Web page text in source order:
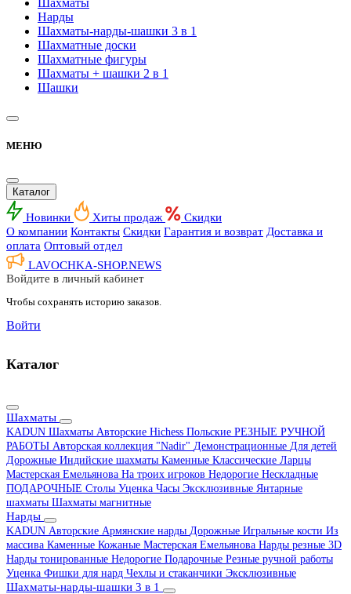
Шахматы
Нарды
Шахматы-нарды-шашки 3 в 1
Шахматные доски
Шахматные фигуры
Шахматы + шашки 2 в 1
Шашки
МЕНЮ
Каталог
Новинки Хиты продаж
Скидки
О компании Контакты Скидки Гарантия и возврат Доставка и
оплата Оптовый отдел
LAVOCHKA-SHOP.NEWS
Войдите в личный кабинет
Чтобы сохранять историю заказов.
Войти
Каталог
Шахматы
KADUN Шахматы Авторские Hichess Польские РЕЗНЫЕ РУЧНОЙ
РАБОТЫ Авторская коллекция "Nadir" Демонстрационные Для детей
Дорожные Индийские шахматы Каменные Классические Ларцы
Мастерская Емельянова На троих игроков Недорогие Нескладные
ПОДАРОЧНЫЕ Столы Уценка Часы Эксклюзивные Янтарные
шахматы Шахматы магнитные
Нарды
KADUN Авторские Армянские нарды Дорожные Игральные кости Из
массива Каменные Кожаные Мастерская Емельянова Нарды резные 3D
Нарды тонированные Недорогие Подарочные Резные ручной работы
Уценка Фишки для нард Чехлы и стаканчики Эксклюзивные
Шахматы-нарды-шашки 3 в 1